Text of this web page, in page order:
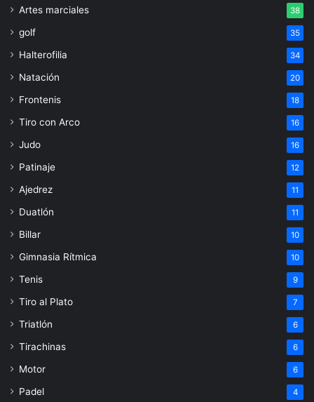
Artes marciales 38
golf 35
Halterofilia 34
Natación 20
Frontenis 18
Tiro con Arco 16
Judo 16
Patinaje 12
Ajedrez 11
Duatlón 11
Billar 10
Gimnasia Rítmica 10
Tenis 9
Tiro al Plato 7
Triatlón 6
Tirachinas 6
Motor 6
Padel 4